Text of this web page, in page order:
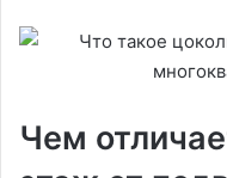
Чем